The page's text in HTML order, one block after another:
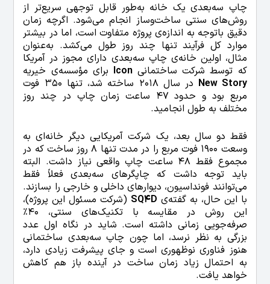
چاپ سه‌بعدی یک خانه به‌طور قابل توجهی سریع‌تر از
روش‌های سنتی ساخت‌وساز انجام می‌شود. اگرچه زمان
دقیق باتوجه به اندازه‌ی پروژه متفاوت است، اما در بیشتر
موارد کل فرآیند تنها چند روز طول می‌کشد. به‌عنوان
مثال، اولین خانه‌ی چاپ سه‌بعدی دارای مجوز در آمریکا
که توسط شرکت ساختمانیIcon برای مؤسسه‌ی خیریه
New Story
در سال 2018 ساخته شد، تنها 350 فوت
مربع بود و حدود 47 ساعت زمان چاپ در چند روز
مختلف به طول انجامید.
فقط دو سال بعد، یک شرکت آمریکایی دیگر خانه‌ای به
وسعت 1900 فوت مربع را در مدت تنها 8 روز ساخت که در
مجموع فقط 48 ساعت چاپ واقعی نیاز داشت. البته
باید توجه داشت که چاپگرهای سه‌بعدی فعلاً فقط
می‌توانند فونداسیون، دیوارهای داخلی و خارجی را بسازند.
با این حال، به گفته‌ی SQ4D (شرکت مسئول این پروژه)،
این روش در مقایسه با تکنیک‌های سنتی، 40٪
صرفه‌جویی زمانی داشته است. شاید در نگاه اول عدد
بزرگی به نظر نرسد، اما چون چاپ سه‌بعدی ساختمانی
هنوز فناوری نوظهوری است و جای پیشرفت زیادی دارد،
به احتمال زیاد زمان ساخت در آینده باز هم کاهش
خواهد یافت.